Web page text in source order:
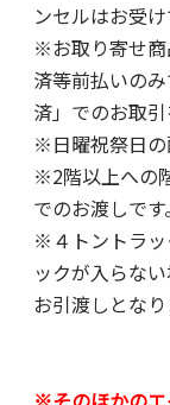
ンセルはお受け
※お取り寄せ商
済等前払いの
済」でのお取
※日曜祝祭日の
※2階以上への
でのお渡しです。
※４トントラッ
ックが入らな
お引渡しとなり